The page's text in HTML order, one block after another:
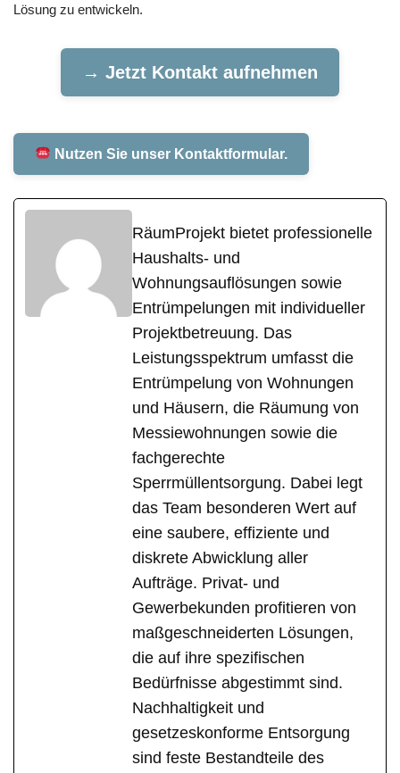
Lösung zu entwickeln.
→ Jetzt Kontakt aufnehmen
Nutzen Sie unser Kontaktformular.
RäumProjekt bietet professionelle
Haushalts- und
Wohnungsauflösungen sowie
Entrümpelungen mit individueller
Projektbetreuung. Das
Leistungsspektrum umfasst die
Entrümpelung von Wohnungen
und Häusern, die Räumung von
Messiewohnungen sowie die
fachgerechte
Sperrmüllentsorgung. Dabei legt
das Team besonderen Wert auf
eine saubere, effiziente und
diskrete Abwicklung aller
Aufträge. Privat- und
Gewerbekunden profitieren von
maßgeschneiderten Lösungen,
die auf ihre spezifischen
Bedürfnisse abgestimmt sind.
Nachhaltigkeit und
gesetzeskonforme Entsorgung
sind feste Bestandteile des